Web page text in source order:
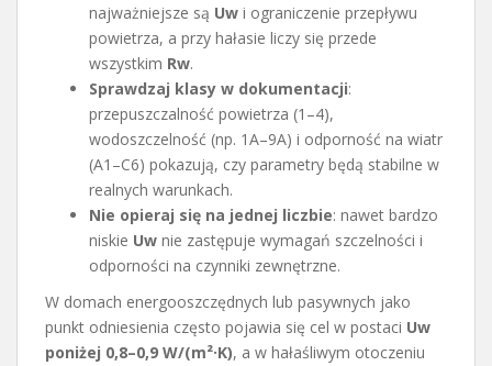
najważniejsze są Uw i ograniczenie przepływu
powietrza, a przy hałasie liczy się przede
wszystkim Rw.
Sprawdzaj klasy w dokumentacji:
przepuszczalność powietrza (1–4),
wodoszczelność (np. 1A–9A) i odporność na wiatr
(A1–C6) pokazują, czy parametry będą stabilne w
realnych warunkach.
Nie opieraj się na jednej liczbie: nawet bardzo
niskie Uw nie zastępuje wymagań szczelności i
odporności na czynniki zewnętrzne.
W domach energooszczędnych lub pasywnych jako
punkt odniesienia często pojawia się cel w postaci Uw
poniżej 0,8–0,9 W/(m²·K), a w hałaśliwym otoczeniu